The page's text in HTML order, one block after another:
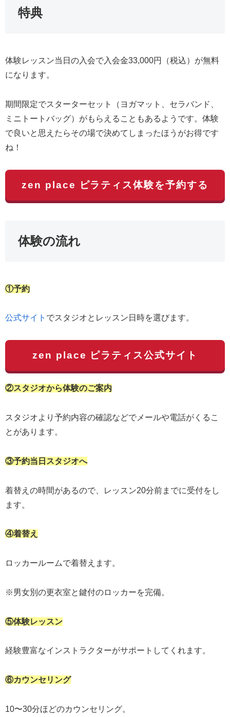
特典
体験レッスン当日の入会で入会金33,000円（税込）が無料
になります。
期間限定でスターターセット（ヨガマット、セラバンド、
ミニトートバッグ）がもらえることもあるようです。体験
で良いと思えたらその場で決めてしまったほうがお得です
ね！
zen place ピラティス体験を予約する
体験の流れ
①予約
公式サイト でスタジオとレッスン日時を選びます。
zen place ピラティス公式サイト
②スタジオから体験のご案内
スタジオより予約内容の確認などでメールや電話がくるこ
とがあります。
③予約当日スタジオへ
着替えの時間があるので、レッスン20分前までに受付をし
ます。
④着替え
ロッカールームで着替えます。
※男女別の更衣室と鍵付のロッカーを完備。
⑤体験レッスン
経験豊富なインストラクターがサポートしてくれます。
⑥カウンセリング
10〜30分ほどのカウンセリング。